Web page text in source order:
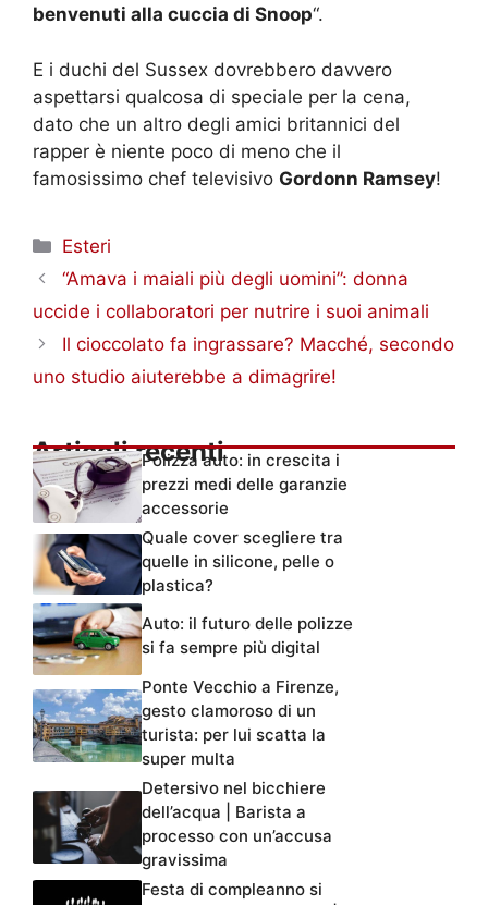
benvenuti alla cuccia di Snoop“.
E i duchi del Sussex dovrebbero davvero
aspettarsi qualcosa di speciale per la cena,
dato che un altro degli amici britannici del
rapper è niente poco di meno che il
famosissimo chef televisivo Gordonn Ramsey!
Categorie
Esteri
“Amava i maiali più degli uomini”: donna
uccide i collaboratori per nutrire i suoi animali
Il cioccolato fa ingrassare? Macché, secondo
uno studio aiuterebbe a dimagrire!
Articoli recentiPolizza auto: in crescita i
prezzi medi delle garanzie
accessorie
Quale cover scegliere tra
quelle in silicone, pelle o
plastica?
Auto: il futuro delle polizze
si fa sempre più digital
Ponte Vecchio a Firenze,
gesto clamoroso di un
turista: per lui scatta la
super multa
Detersivo nel bicchiere
dell’acqua | Barista a
processo con un’accusa
gravissima
Festa di compleanno si